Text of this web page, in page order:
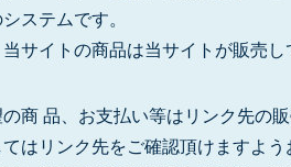
ステムです。
サイトの商品は当サイトが販売し
商 品、お支払い等はリンク先の
はリンク先をご確認頂けますよう